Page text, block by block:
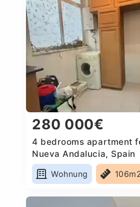
280 000€
4 bedrooms apartment
Nueva Andalucia, Spain
Wohnung